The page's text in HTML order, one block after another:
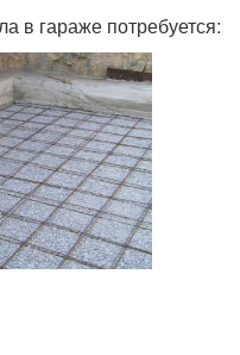
в гараже потребуется: